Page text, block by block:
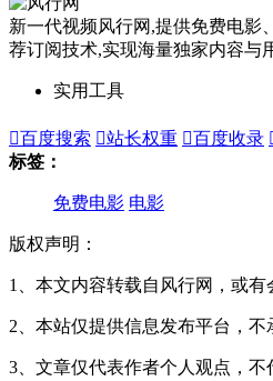
新一代视频风行网,提供免费电影
荐订阅技术,实现海量独家内容与
实用工具
百度搜索 站长权重 百度收录
标签：
免费电影 电影
版权声明：
1、本文内容转载自风行网，或有
2、本站仅提供信息发布平台，不
3、文章仅代表作者个人观点，不